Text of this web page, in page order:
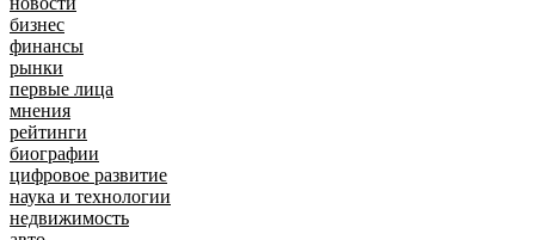
бизнес
финансы
рынки
первые лица
мнения
рейтинги
биографии
цифровое развитие
наука и технологии
недвижимость